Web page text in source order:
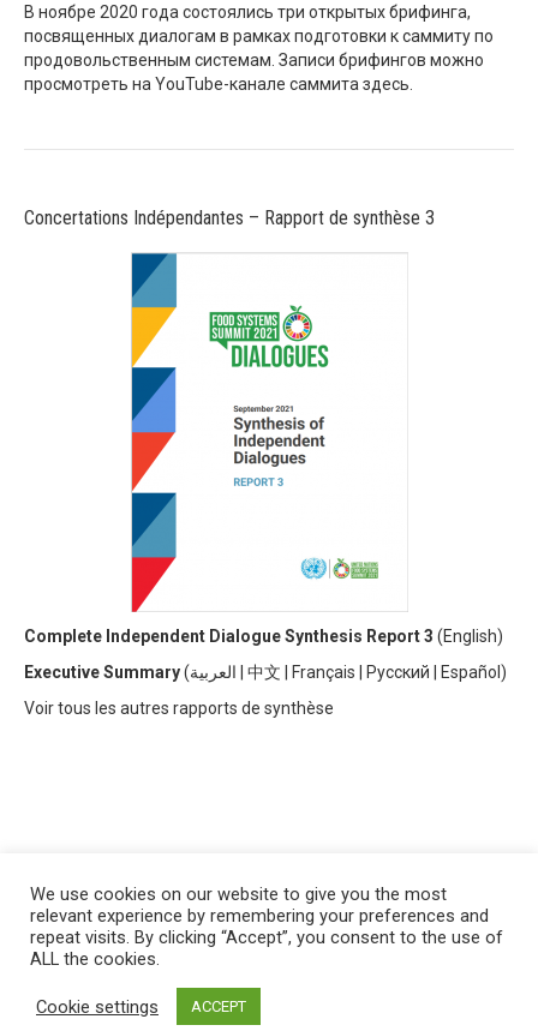
В ноябре 2020 года состоялись три открытых брифинга,
посвященных диалогам в рамках подготовки к саммиту по
продовольственным системам. Записи брифингов можно
просмотреть на YouTube-канале саммита здесь
Concertations Indépendantes – Rapport de synthèse 3
Complete Independent Dialogue Synthesis Report 3 (English)
Executive Summary(العربية 中文 Français Русский
Español)
Voir tous les autres rapports de synthèse
English Français
We use cookies on our website to give you the most
relevant experience by remembering your preferences and
repeat visits. By clicking “Accept”, you consent to the use of
ALL the cookies.
Cookie settings ACCEPT